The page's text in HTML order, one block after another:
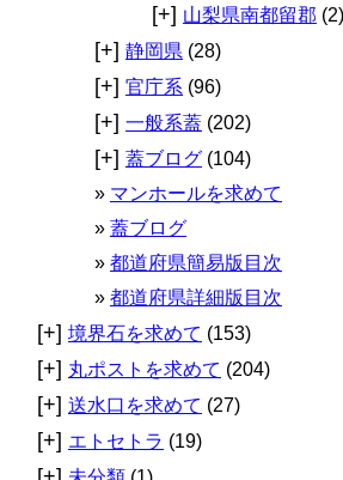
[+] 山梨県南都留郡 (2)
[+] 静岡県 (28)
[+] 官庁系 (96)
[+] 一般系蓋 (202)
[+] 蓋ブログ (104)
マンホールを求めて
蓋ブログ
都道府県簡易版目次
都道府県詳細版目次
[+] 境界石を求めて (153)
[+] 丸ポストを求めて (204)
[+] 送水口を求めて (27)
[+] エトセトラ (19)